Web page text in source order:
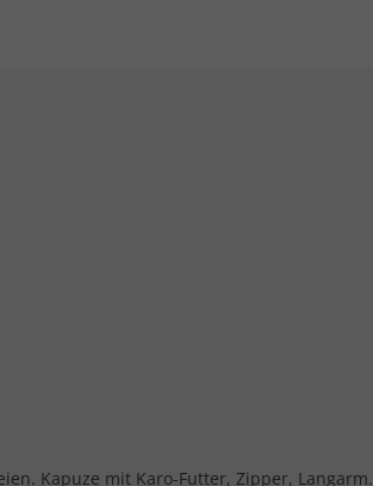
Kapuze mit Karo-Futter, Zipper, Langarm.